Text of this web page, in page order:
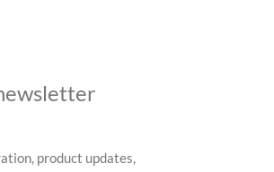
product updates,